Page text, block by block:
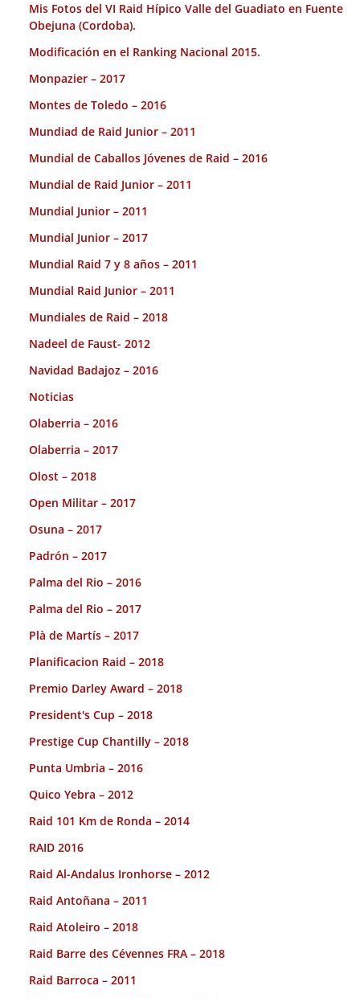
Mis Fotos del VI Raid Hípico Valle del Guadiato en Fuente
Obejuna (Cordoba).
Modificación en el Ranking Nacional 2015.
Monpazier – 2017
Montes de Toledo – 2016
Mundiad de Raid Junior – 2011
Mundial de Caballos Jóvenes de Raid – 2016
Mundial de Raid Junior – 2011
Mundial Junior – 2011
Mundial Junior – 2017
Mundial Raid 7 y 8 años – 2011
Mundial Raid Junior – 2011
Mundiales de Raid – 2018
Nadeel de Faust- 2012
Navidad Badajoz – 2016
Noticias
Olaberria – 2016
Olaberria – 2017
Olost – 2018
Open Militar – 2017
Osuna – 2017
Padrón – 2017
Palma del Rio – 2016
Palma del Rio – 2017
Plà de Martís – 2017
Planificacion Raid – 2018
Premio Darley Award – 2018
President's Cup – 2018
Prestige Cup Chantilly – 2018
Punta Umbria – 2016
Quico Yebra – 2012
Raid 101 Km de Ronda – 2014
RAID 2016
Raid Al-Andalus Ironhorse – 2012
Raid Antoñana – 2011
Raid Atoleiro – 2018
Raid Barre des Cévennes FRA – 2018
Raid Barroca – 2011